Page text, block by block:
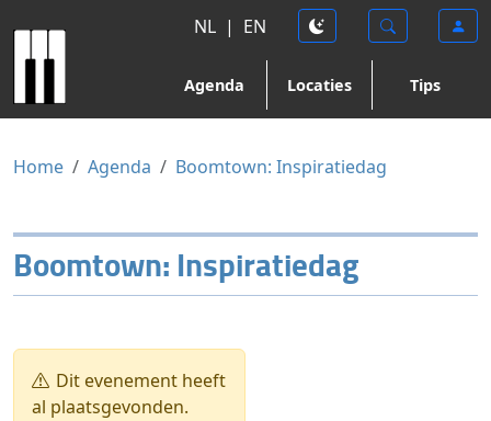
NL | EN
Agenda Locaties Tips
Home Agenda Boomtown: Inspiratiedag
Boomtown: Inspiratiedag
Dit evenement heeft
al plaatsgevonden.